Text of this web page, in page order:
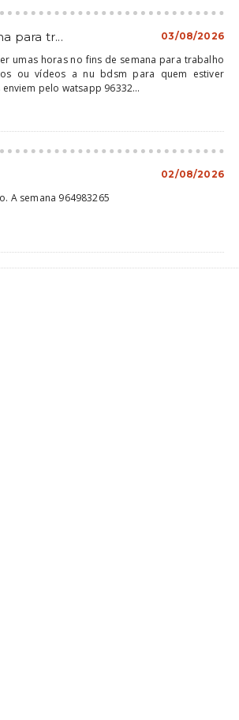
para tr... 03/08/2026
umas horas no fins de semana para trabalho
ou vídeos a nu bdsm para quem estiver
pelo watsapp 96332...
02/08/2026
A semana 964983265